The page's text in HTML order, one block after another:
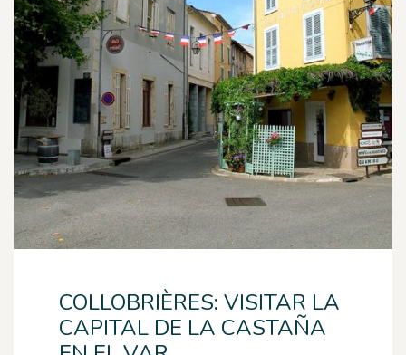
COLLOBRIÈRES: VISITAR LA
CAPITAL DE LA CASTAÑA